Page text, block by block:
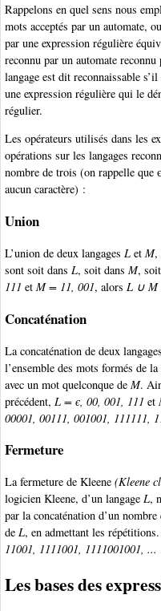
Rappelons en quel sens nous
mots acceptés par un automate,
par une expression régulière
reconnu par un automate
langage est dit reconnaissable
une expression régulière qui le
régulier.
Les opérateurs utilisés dans les
opérations sur les langages
nombre de trois (on rappelle que
aucun caractère) :
Union
L’union de deux langages L et M,
sont soit dans L, soit dans M,
111 et M = 11, 001, alors L ∪ M
Concaténation
La concaténation de deux langages
l’ensemble des mots formés de
avec un mot quelconque de M.
précédent, L = є, 00, 001, 111 et
00001, 00111, 001001, 111111,
Fermeture
La fermeture de Kleene (Kleene
logicien Kleene, d’un langage L,
par la concaténation d’un
de L, en admettant les
11001, 1111001, 1111001001, ...
Les bases des